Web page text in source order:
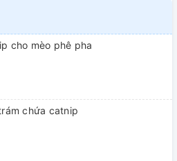
cho mèo phê pha
chứa catnip